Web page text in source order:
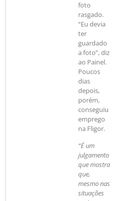
foto
rasgado.
“Eu devia
ter
guardado
a foto”, diz
ao Painel.
Poucos
dias
depois,
porém,
conseguiu
emprego
na Fligor.
“É um
julgamento
que mostra
que,
mesmo nas
situações